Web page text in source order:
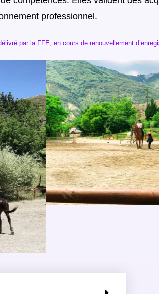
professionnel.
par la FFE, en cours de renouvellement